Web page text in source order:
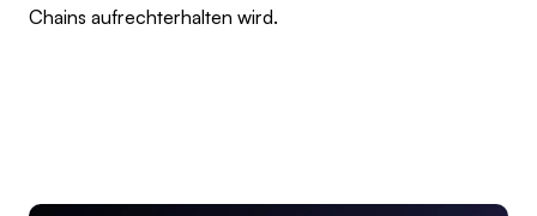
Chains aufrechterhalten wird.